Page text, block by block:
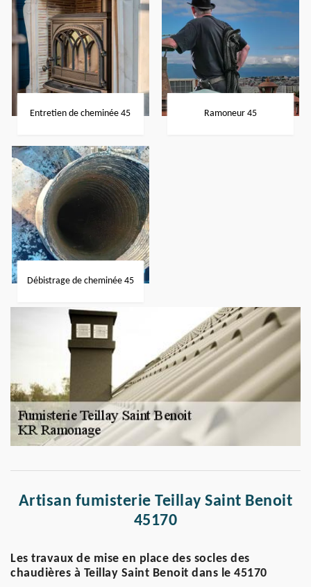
Entretien de cheminée 45 Ramoneur 45
Débistrage de cheminée 45
Artisan fumisterie Teillay Saint Benoit
45170
Les travaux de mise en place des socles des
chaudières à Teillay Saint Benoit dans le 45170